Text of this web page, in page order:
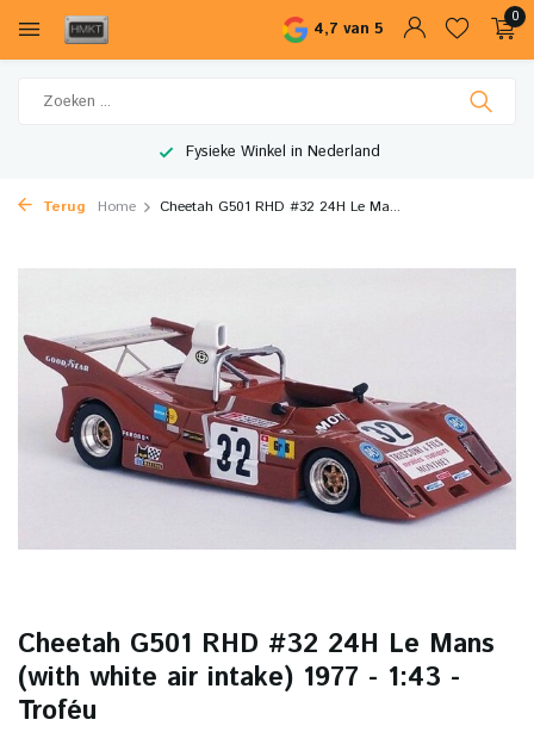
4,7 van 5
0
Fysieke Winkel in Nederland
Terug Home Cheetah G501 RHD #32 24H Le Ma...
Cheetah G501 RHD #32 24H Le Mans
(with white air intake) 1977 - 1:43 -
Troféu